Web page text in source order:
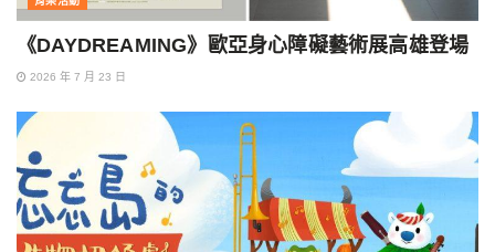
《DAYDREAMING》歐亞身心障礙藝術展高雄登場
2026 年 7 月 23 日